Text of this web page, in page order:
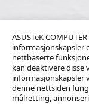
ASUSTeK
informasjonskapsler
nettbaserte
kan deaktivere disse
informasjonskapsler
denne nettsiden
målretting,